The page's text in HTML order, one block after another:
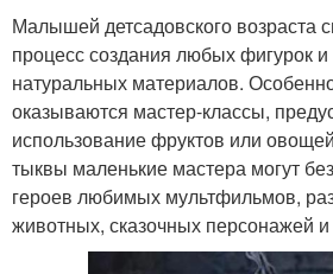
Малышей детсадовского возраста
процесс создания любых фигурок
натуральных материалов.
оказываются мастер-классы,
использование фруктов или
тыквы маленькие мастера могут
героев любимых мультфильмов,
животных, сказочных персонажей и